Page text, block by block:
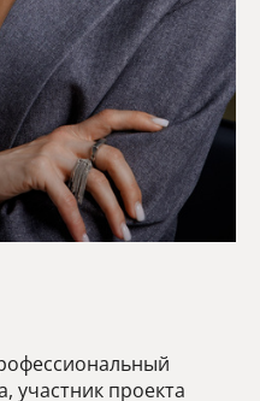
участник проекта